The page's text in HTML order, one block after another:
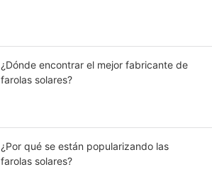
¿Dónde encontrar el mejor fabricante de
farolas solares?
¿Por qué se están popularizando las
farolas solares?